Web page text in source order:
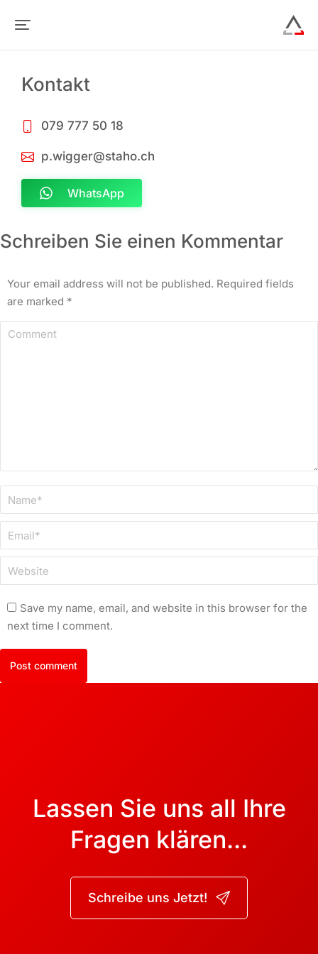
Kontakt
079 777 50 18
p.wigger@staho.ch
WhatsApp
Schreiben Sie einen Kommentar
Your email address will not be published. Required fields
are marked *
Comment
Name *
Email *
Website
Save my name, email, and website in this browser for the
next time I comment.
Post comment
Lassen Sie uns all Ihre
Fragen klären...
Schreibe uns Jetzt!